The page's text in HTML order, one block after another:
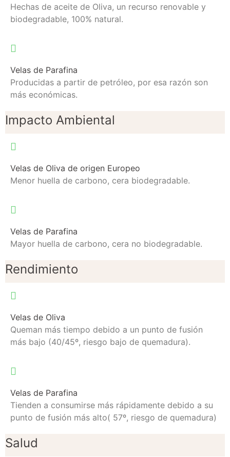
Hechas de aceite de Oliva, un recurso renovable y
biodegradable, 100% natural.
Velas de Parafina
Producidas a partir de petróleo, por esa razón son
más económicas.
Impacto Ambiental
Velas de Oliva de origen Europeo
Menor huella de carbono, cera biodegradable.
Velas de Parafina
Mayor huella de carbono, cera no biodegradable.
Rendimiento
Velas de Oliva
Queman más tiempo debido a un punto de fusión
más bajo (40/45º, riesgo bajo de quemadura).
Velas de Parafina
Tienden a consumirse más rápidamente debido a su
punto de fusión más alto( 57º, riesgo de quemadura)
Salud